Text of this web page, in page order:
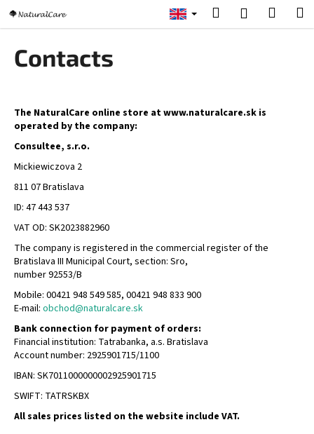
content
SearchLogin
Contacts
The NaturalCare online store at www.naturalcare.sk is
operated by the company:
Consultee, s.r.o.
Mickiewiczova 2
811 07 Bratislava
ID: 47 443 537
VAT OD: SK2023882960
The company is registered in the commercial register of the
Bratislava III Municipal Court, section: Sro,
number 92553/B
Mobile: 00421 948 549 585, 00421 948 833 900
E-mail: obchod@naturalcare.sk
Bank connection for payment of orders:
Financial institution: Tatrabanka, a.s. Bratislava
Account number: 2925901715/1100
IBAN: SK7011000000002925901715
SWIFT: TATRSKBX
All sales prices listed on the website include VAT.
a
a
t
a
r
e
y
o
u
l
o
o
k
i
n
g
o
r